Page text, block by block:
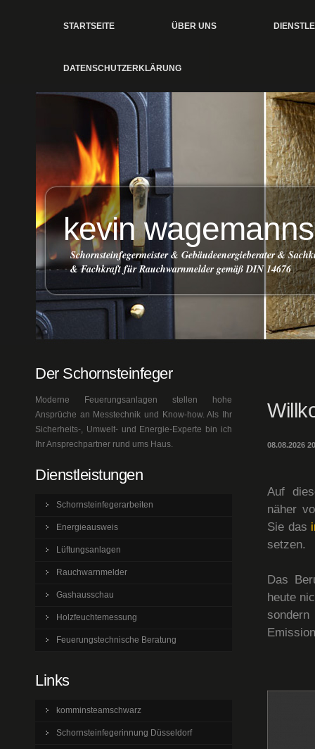
STARTSEITE ÜBER UNS
DATENSCHUTZERKLÄRUNG
kevin wagemanns
Schornsteinfegermeister & Gebäudeenergieberater &
& Fachkraft für Rauchwarnmelder gemäß DIN 14676
08.08.2026
Auf
näher
Sie das
setzen.
Das
heute
Der Schornsteinfeger
Moderne Feuerungsanlagen stellen hohe
Ansprüche an Messtechnik und Know-how. Als Ihr
Sicherheits-, Umwelt- und Energie-Experte bin ich
Ihr Ansprechpartner rund ums Haus.
Dienstleistungen
Schornsteinfegerarbeiten
Energieausweis
Lüftungsanlagen
Rauchwarnmelder
Gashausschau
Holzfeuchtemessung
Feuerungstechnische Beratung
Links
komminsteamschwarz
Schornsteinfegerinnung Düsseldorf